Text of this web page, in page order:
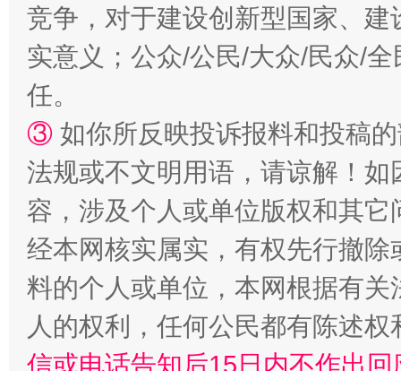
竞争，对于建设创新型国家、
实意义；公众/公民/大众/民众/
任。
③ 如你所反映投诉报料和投稿
法规或不文明用语，请谅解！
容，涉及个人或单位版权和其它
经本网核实属实，有权先行撤
料的个人或单位，本网根据有
人的权利，任何公民都有陈述
信或电话告知后15日内不作出